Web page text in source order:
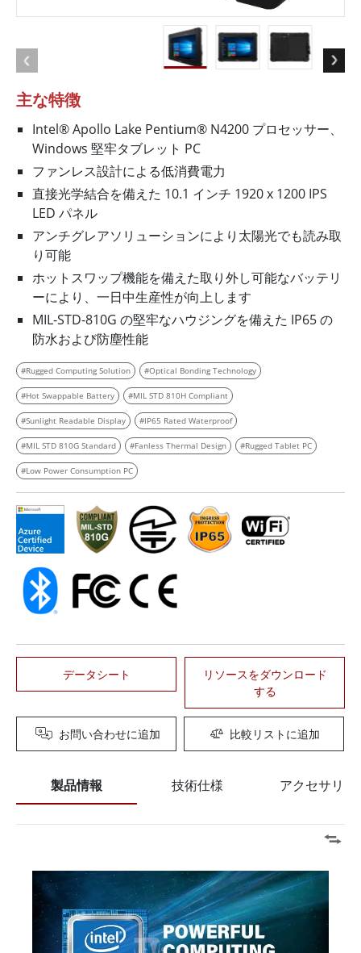
主な特徴
Intel® Apollo Lake Pentium® N4200 プロセッサー、
Windows 堅牢タブレット PC
ファンレス設計による低消費電力
直接光学結合を備えた 10.1 インチ 1920 x 1200 IPS
LED パネル
アンチグレアソリューションにより太陽光でも読み取
り可能
ホットスワップ機能を備えた取り外し可能なバッテリ
ーにより、一日中生産性が向上します
MIL-STD-810G の堅牢なハウジングを備えた IP65 の
防水および防塵性能
#Rugged Computing Solution #Optical Bonding Technology
#Hot Swappable Battery #MIL STD 810H Compliant
#Sunlight Readable Display #IP65 Rated Waterproof
#MIL STD 810G Standard #Fanless Thermal Design #Rugged Tablet PC
#Low Power Consumption PC
データシート
リソースをダウンロード
する
お問い合わせに追加 比較リストに追加
製品情報 技術仕様 アクセサリー